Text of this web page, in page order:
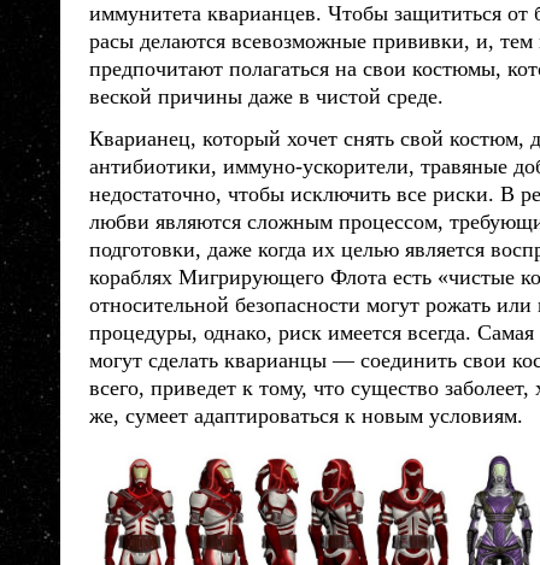
иммунитета кварианцев. Чтобы защититься от
расы делаются всевозможные прививки, и, тем
предпочитают полагаться на свои костюмы,
веской причины даже в чистой среде.
Кварианец, который хочет снять свой костюм,
антибиотики, иммуно-ускорители, травяные
недостаточно, чтобы исключить все риски. В
любви являются сложным процессом,
подготовки, даже когда их целью является
кораблях Мигрирующего Флота есть «чистые
относительной безопасности могут рожать
процедуры, однако, риск имеется всегда.
могут сделать кварианцы — соединить свои
всего, приведет к тому, что существо
же, сумеет адаптироваться к новым условиям.